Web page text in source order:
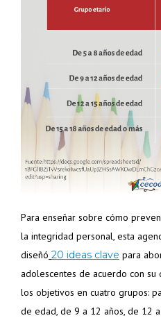
Para enseñar sobre cómo
la integridad personal, esta
diseñó 20 ideas clave para
adolescentes de acuerdo con
los objetivos en cuatro grupos:
de edad, de 9 a 12 años, de 12